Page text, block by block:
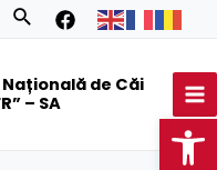
Search
de Căi
– SA